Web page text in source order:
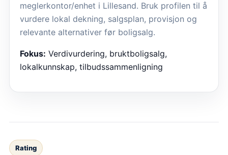
meglerkontor/enhet i Lillesand. Bruk profilen til å
vurdere lokal dekning, salgsplan, provisjon og
relevante alternativer før boligsalg.
Fokus: Verdivurdering, bruktboligsalg,
lokalkunnskap, tilbudssammenligning
Rating